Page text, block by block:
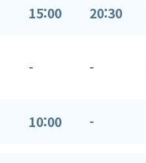
15:00 20:30
- -
10:00 -